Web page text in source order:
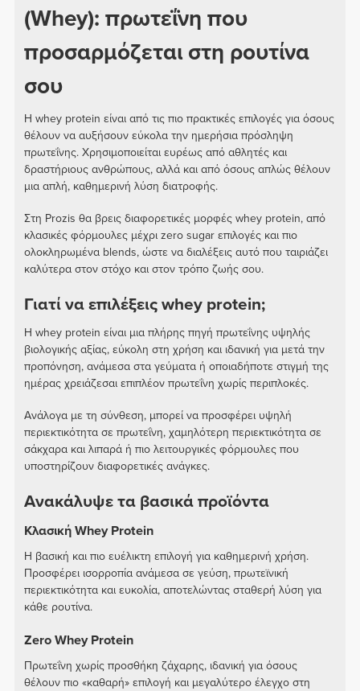
(Whey): πρωτεΐνη που
προσαρμόζεται στη ρουτίνα
σου
Η whey protein είναι από τις πιο πρακτικές επιλογές για όσους
θέλουν να αυξήσουν εύκολα την ημερήσια πρόσληψη
πρωτεΐνης. Χρησιμοποιείται ευρέως από αθλητές και
δραστήριους ανθρώπους, αλλά και από όσους απλώς θέλουν
μια απλή, καθημερινή λύση διατροφής.
Στη Prozis θα βρεις διαφορετικές μορφές whey protein, από
κλασικές φόρμουλες μέχρι zero sugar επιλογές και πιο
ολοκληρωμένα blends, ώστε να διαλέξεις αυτό που ταιριάζει
καλύτερα στον στόχο και στον τρόπο ζωής σου.
Γιατί να επιλέξεις whey protein;
Η whey protein είναι μια πλήρης πηγή πρωτεΐνης υψηλής
βιολογικής αξίας, εύκολη στη χρήση και ιδανική για μετά την
προπόνηση, ανάμεσα στα γεύματα ή οποιαδήποτε στιγμή της
ημέρας χρειάζεσαι επιπλέον πρωτεΐνη χωρίς περιπλοκές.
Ανάλογα με τη σύνθεση, μπορεί να προσφέρει υψηλή
περιεκτικότητα σε πρωτεΐνη, χαμηλότερη περιεκτικότητα σε
σάκχαρα και λιπαρά ή πιο λειτουργικές φόρμουλες που
υποστηρίζουν διαφορετικές ανάγκες.
Ανακάλυψε τα βασικά προϊόντα
Κλασική Whey Protein
Η βασική και πιο ευέλικτη επιλογή για καθημερινή χρήση.
Προσφέρει ισορροπία ανάμεσα σε γεύση, πρωτεϊνική
περιεκτικότητα και ευκολία, αποτελώντας σταθερή λύση για
κάθε ρουτίνα.
Zero Whey Protein
Πρωτεΐνη χωρίς προσθήκη ζάχαρης, ιδανική για όσους
θέλουν πιο «καθαρή» επιλογή και μεγαλύτερο έλεγχο στη